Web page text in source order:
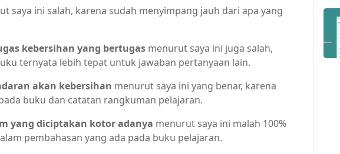
saya ini salah, karena sudah menyimpang jauh dari apa yang
kebersihan yang bertugas menurut saya ini juga salah,
ternyata lebih tepat untuk jawaban pertanyaan lain.
akan kebersihan menurut saya ini yang benar, karena
buku dan catatan rangkuman pelajaran.
yang diciptakan kotor adanya menurut saya ini malah 100%
pembahasan yang ada pada buku pelajaran.